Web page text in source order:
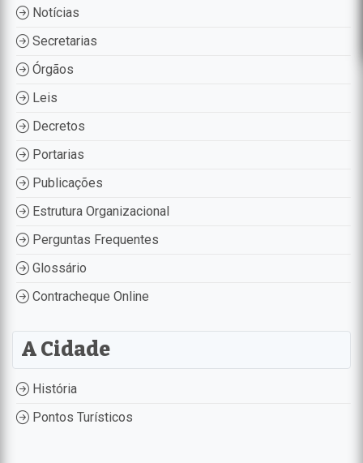
Notícias
Secretarias
Órgãos
Leis
Decretos
Portarias
Publicações
Estrutura Organizacional
Perguntas Frequentes
Glossário
Contracheque Online
A Cidade
História
Pontos Turísticos